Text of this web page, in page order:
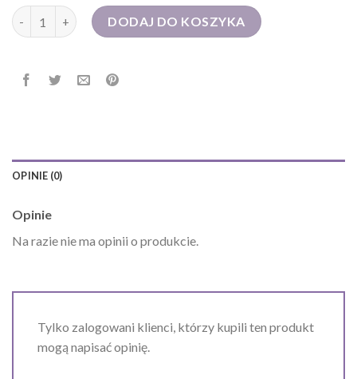
ilość torebka czarnaDODAJ DO KOSZYKA
OPINIE (0)
Opinie
Na razie nie ma opinii o produkcie.
Tylko zalogowani klienci, którzy kupili ten produkt
mogą napisać opinię.